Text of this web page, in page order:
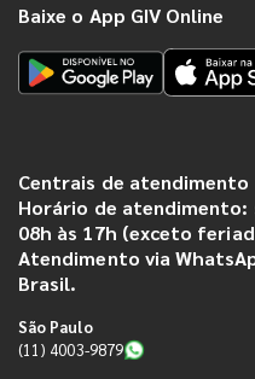
Baixe o App GIV Online
Centrais de atendimento
Horário de atendimento:
08h às 17h (exceto
Atendimento via
Brasil.
São Paulo
(11) 4003-9879